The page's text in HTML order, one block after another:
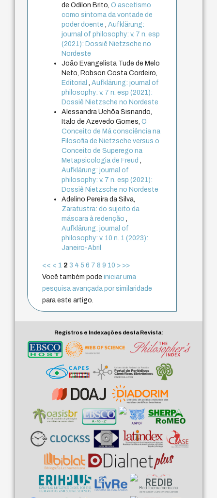
de Odilon Brito,O ascetismo
como sintoma da vontade de
poder doente,Aufklärung:
journal of philosophy: v. 7 n. esp
(2021): Dossiê Nietzsche no
Nordeste
João Evangelista Tude de Melo
Neto, Robson Costa Cordeiro,
Editorial,Aufklärung: journal of
philosophy: v. 7 n. esp (2021):
Dossiê Nietzsche no Nordeste
Alessandra Uchôa Sisnando,
Italo de Azevedo Gomes,O
Conceito de Má consciência na
Filosofia de Nietzsche versus o
Conceito de Superego na
Metapsicologia de Freud,
Aufklärung: journal of
philosophy: v. 7 n. esp (2021):
Dossiê Nietzsche no Nordeste
Adelino Pereira da Silva,
Zaratustra: do sujeito da
máscara à redenção,
Aufklärung: journal of
philosophy: v. 10 n. 1 (2023):
Janeiro-Abril
<< < 1 2 3 4 5 6 7 8 9 10 > >>
Você também podeiniciar uma
pesquisa avançada por similaridade
para este artigo.
Registros e Indexações desta Revista: